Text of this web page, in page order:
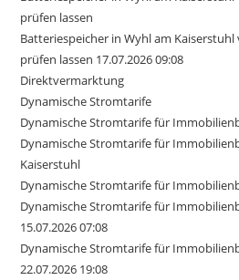
prüfen lassen
Batteriespeicher in Wyhl am
prüfen lassen 17.07.2026 09:08
Direktvermarktung
Dynamische Stromtarife
Dynamische Stromtarife für
Dynamische Stromtarife für
Kaiserstuhl
Dynamische Stromtarife für
Dynamische Stromtarife für
15.07.2026 07:08
Dynamische Stromtarife für
22.07.2026 19:08